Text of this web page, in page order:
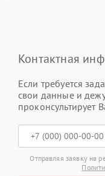
Контактная
Если требуется
свои данные и
проконсультирует
Отправляя заявку на